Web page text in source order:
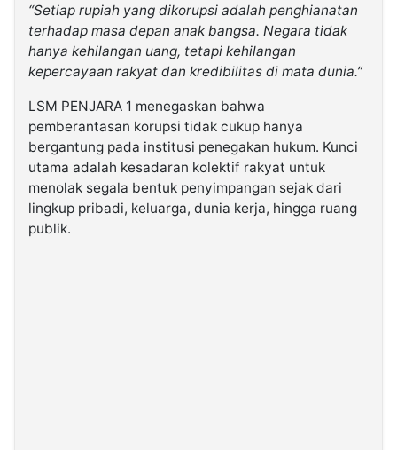
“Setiap rupiah yang dikorupsi adalah penghianatan
terhadap masa depan anak bangsa. Negara tidak
hanya kehilangan uang, tetapi kehilangan
kepercayaan rakyat dan kredibilitas di mata dunia.”
LSM PENJARA 1 menegaskan bahwa
pemberantasan korupsi tidak cukup hanya
bergantung pada institusi penegakan hukum. Kunci
utama adalah kesadaran kolektif rakyat untuk
menolak segala bentuk penyimpangan sejak dari
lingkup pribadi, keluarga, dunia kerja, hingga ruang
publik.